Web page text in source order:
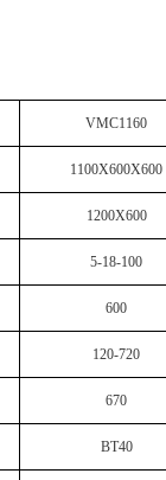
VMC1160
1100X600X600
1200X600
5-18-100
600
120-720
670
BT40